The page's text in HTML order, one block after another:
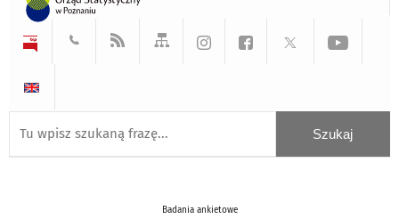
czarnymczarnymżółtym
Badania ankietowe